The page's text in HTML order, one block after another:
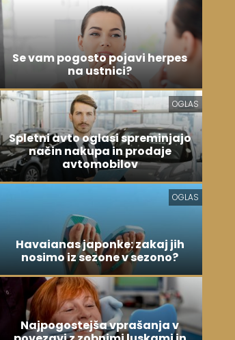
Se vam pogosto pojavi herpes
na ustnici?
OGLAS
Spletni avto oglasi spreminjajo
način nakupa in prodaje
avtomobilov
OGLAS
Havaianas japonke: zakaj jih
nosimo iz sezone v sezono?
Najpogostejša vprašanja v